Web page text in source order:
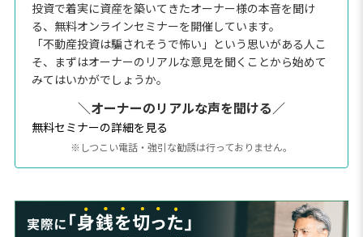
投資で着実に資産を築いてきたオーナー様の本音を聞け
る、無料オンラインセミナーを開催しています。
「不動産投資は騙されそうで怖い」という思いがある人こ
そ、まずはオーナーのリアルな意見を聞くことから始めて
みてはいかがでしょうか。
＼オーナーのリアルな声を聞ける／
無料セミナーの詳細を見る
※しつこい電話・強引な勧誘は行っておりません。